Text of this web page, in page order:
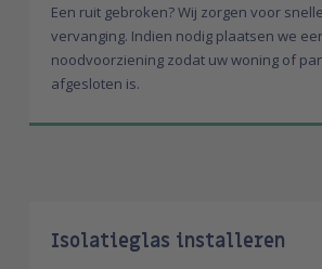
Een ruit gebroken? Wij zorgen voor
vervanging. Indien nodig plaatsen we
noodvoorziening zodat uw woning of
afgesloten is.
Isolatieglas installeren